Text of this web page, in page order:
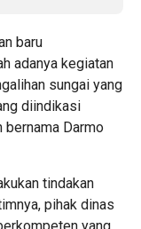
baru
adanya kegiatan
sungai yang
diindikasi
bernama Darmo
tindakan
pihak dinas